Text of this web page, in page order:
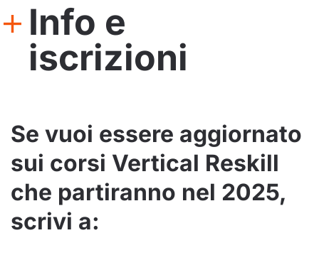
Info e
iscrizioni
Se vuoi essere aggiornato
sui corsi Vertical Reskill
che partiranno nel 2025,
scrivi a: